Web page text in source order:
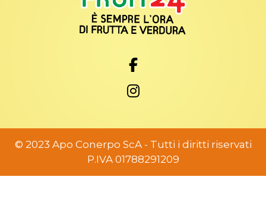
© 2023 Apo Conerpo ScA - Tutti i diritti riservati
P.IVA 01788291209